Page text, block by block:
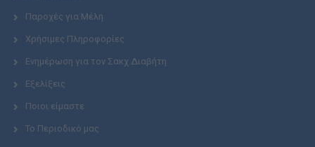
Παροχές για Μέλη
Χρήσιμες Πληροφορίες
Ενημέρωση για τον Σακχ.Διαβήτη
Εξελίξεις
Ποιοι είμαστε
Το Περιοδικό μας